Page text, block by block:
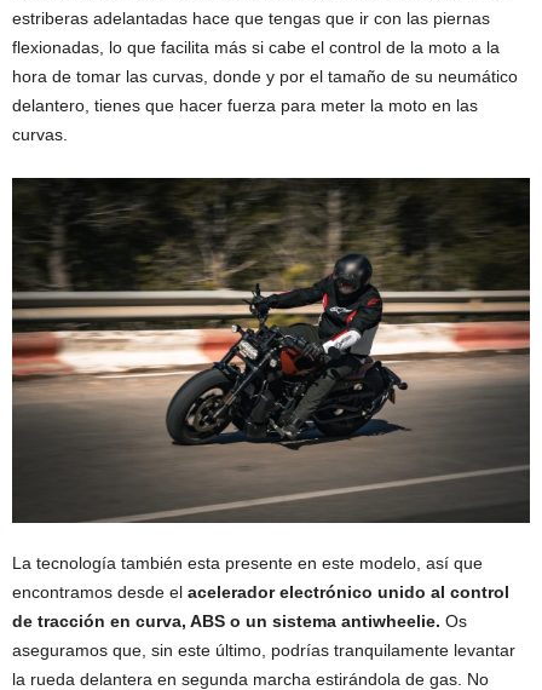
estriberas adelantadas hace que tengas que ir con las piernas
flexionadas, lo que facilita más si cabe el control de la moto a la
hora de tomar las curvas, donde y por el tamaño de su neumático
delantero, tienes que hacer fuerza para meter la moto en las
curvas.
La tecnología también esta presente en este modelo, así que
encontramos desde el acelerador electrónico unido al control
de tracción en curva, ABS o un sistema antiwheelie. Os
aseguramos que, sin este último, podrías tranquilamente levantar
la rueda delantera en segunda marcha estirándola de gas. No